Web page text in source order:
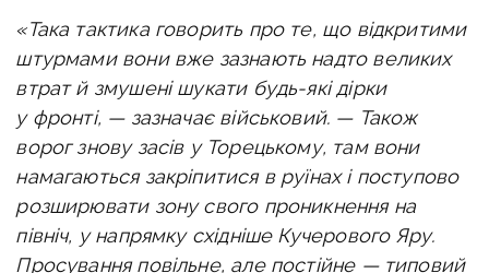
«Така тактика говорить про те, що відкритими
штурмами вони вже зазнають надто великих
втрат й змушені шукати будь-які дірки
у фронті, — зазначає військовий. — Також
ворог знову засів у Торецькому, там вони
намагаються закріпитися в руїнах і поступово
розширювати зону свого проникнення на
північ, у напрямку східніше Кучерового Яру.
Просування повільне, але постійне — типовий